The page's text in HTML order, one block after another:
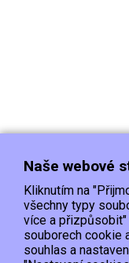
Doprava
Naše webové
Kliknutím na
všechny typy
více a
souborech cookie
souhlas a